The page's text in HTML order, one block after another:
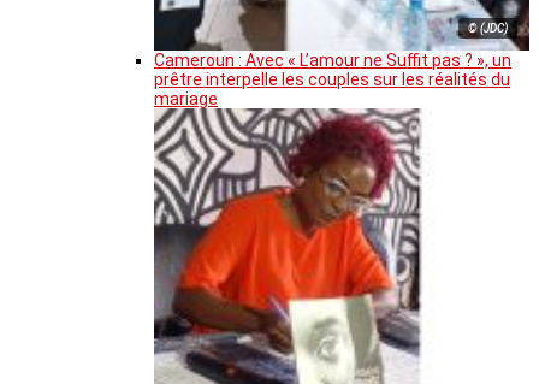
© (JDC)
Cameroun : Avec « L’amour ne Suffit pas ? », un
prêtre interpelle les couples sur les réalités du
mariage